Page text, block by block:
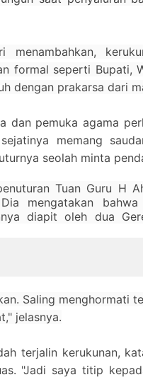
menambahkan,
formal seperti Bupati,
dengan prakarsa dari
dan pemuka agama
memang
seolah minta
Tuan Guru H
mengatakan bahwa
diapit oleh dua
Saling menghormati
jelasnya.
terjalin kerukunan,
"Jadi saya titip